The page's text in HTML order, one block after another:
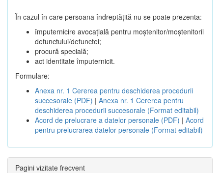
În cazul în care persoana îndreptățită nu se poate prezenta:
împuternicire avocațială pentru moștenitor/moștenitorii
defunctului/defunctei;
procură specială;
act identitate împuternicit.
Formulare:
Anexa nr. 1 Cererea pentru deschiderea procedurii
succesorale (PDF) | Anexa nr. 1 Cererea pentru
deschiderea procedurii succesorale (Format editabil)
Acord de prelucrare a datelor personale (PDF) | Acord
pentru prelucrarea datelor personale (Format editabil)
Pagini vizitate frecvent